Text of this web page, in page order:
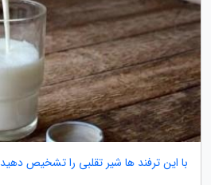
با این ترفند ها شیر تقلبی را تشخیص دهید